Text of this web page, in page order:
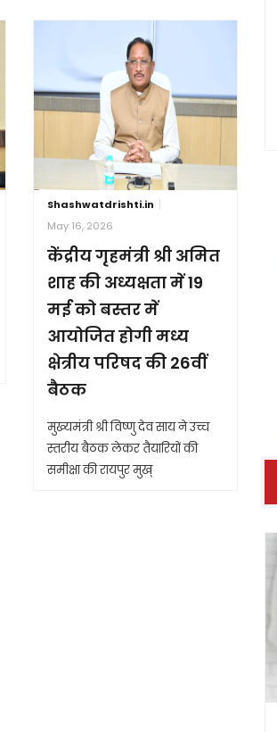
Shashwatdrishti.in
May 16, 2026
केंद्रीय गृहमंत्री श्री अमित
शाह की अध्यक्षता में 19
मई को बस्तर में
आयोजित होगी मध्य
क्षेत्रीय परिषद की 26वीं
बैठक
मुख्यमंत्री श्री विष्णु देव साय ने उच्च
स्तरीय बैठक लेकर तैयारियों की
समीक्षा की रायपुर मुख्